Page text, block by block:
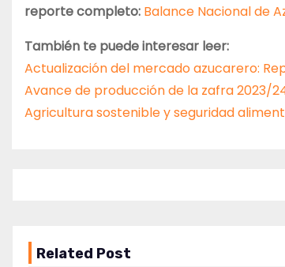
reporte completo: Balance Nacional de
También te puede interesar leer:
Actualización del mercado azucarero:
Avance de producción de la zafra 2023/
Agricultura sostenible y seguridad
Related Post